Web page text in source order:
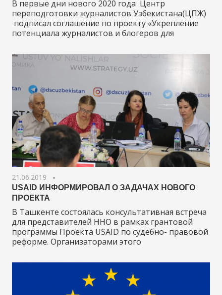
В первые дни нового 2020 года Центр
переподготовки журналистов Узбекистана(ЦПЖ)
подписал соглашение по проекту «Укрепление
потенциала журналистов и блогеров для
21.06.2019
USAID ИНФОРМИРОВАЛ О ЗАДАЧАХ НОВОГО
ПРОЕКТА
В Ташкенте состоялась консультативная встреча
для представителей ННО в рамках грантовой
программы Проекта USAID по судебно- правовой
реформе. Организаторами этого